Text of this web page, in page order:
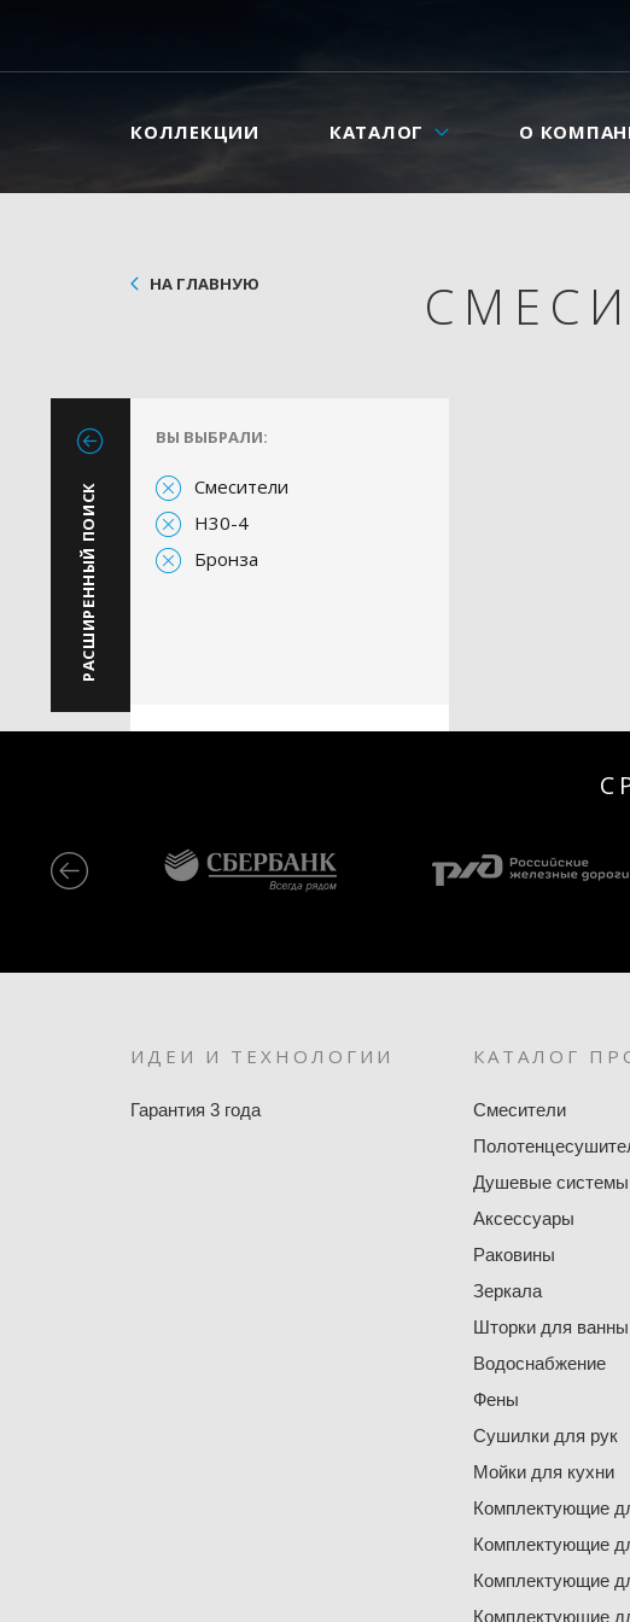
КОЛЛЕКЦИИ КАТАЛОГ О
НА ГЛАВНУЮ
РАСШИРЕННЫЙ ПОИСК
ВЫ ВЫБРАЛИ:
Смесители
H30-4
Бронза
ИДЕИ И ТЕХНОЛОГИИ
Гарантия 3 года
КАТАЛОГ
Смесители
Душевые системы
Аксессуары
Раковины
Зеркала
Шторки для ванны
Водоснабжение
Фены
Сушилки для рук
Мойки для кухни
Комплектующие
Комплектующие
Комплектующие
Комплектующие